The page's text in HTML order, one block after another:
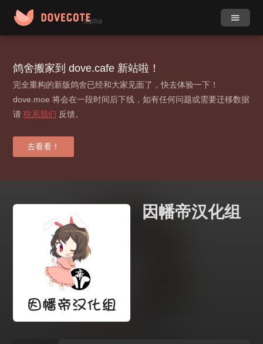
alpha
小组 目录
动态
登录 / 注册
鸽舍搬家到 dove.cafe 新站啦！
完全重构的新版鸽舍已经和大家见面了，快去体验一下！
dove.moe 将会在一段时间后下线，如有任何问题或需要迁移数据
请联系我们 反馈。
去看看！
因幡帝汉化组